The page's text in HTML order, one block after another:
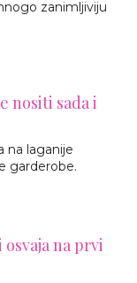
zanimljiviju
nositi sada i
na laganije
garderobe.
na prvi